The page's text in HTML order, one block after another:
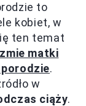
to
kobiet, w
ten temat
matki
porodzie.
w
ciąży.